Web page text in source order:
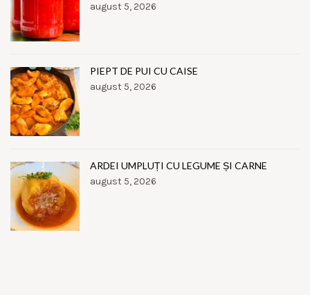
august 5, 2026
PIEPT DE PUI CU CAISE
august 5, 2026
ARDEI UMPLUȚI CU LEGUME ȘI CARNE
august 5, 2026